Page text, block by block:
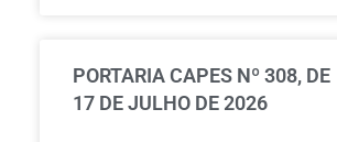
PORTARIA CAPES Nº 308, DE
17 DE JULHO DE 2026